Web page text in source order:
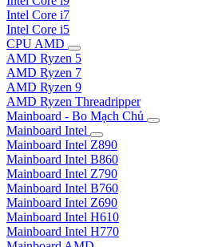
Intel Core i7
Intel Core i5
CPU AMD
AMD Ryzen 5
AMD Ryzen 7
AMD Ryzen 9
AMD Ryzen Threadripper
Mainboard - Bo Mạch Chủ
Mainboard Intel
Mainboard Intel Z890
Mainboard Intel B860
Mainboard Intel Z790
Mainboard Intel B760
Mainboard Intel Z690
Mainboard Intel H610
Mainboard Intel H770